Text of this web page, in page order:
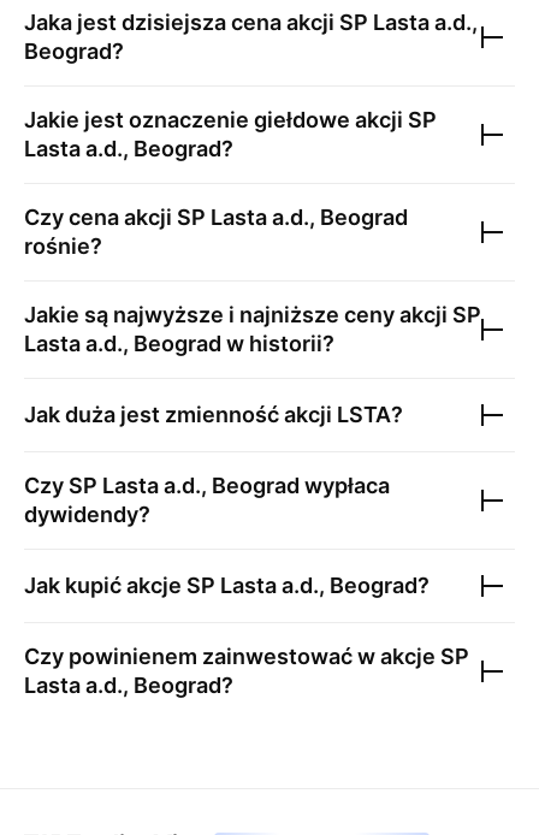
Jaka jest dzisiejsza cena akcji SP Lasta a.d.,
Beograd?
Jakie jest oznaczenie giełdowe akcji SP
Lasta a.d., Beograd?
Czy cena akcji SP Lasta a.d., Beograd
rośnie?
Jakie są najwyższe i najniższe ceny akcji SP
Lasta a.d., Beograd w historii?
Jak duża jest zmienność akcji LSTA?
Czy SP Lasta a.d., Beograd wypłaca
dywidendy?
Jak kupić akcje SP Lasta a.d., Beograd?
Czy powinienem zainwestować w akcje SP
Lasta a.d., Beograd?